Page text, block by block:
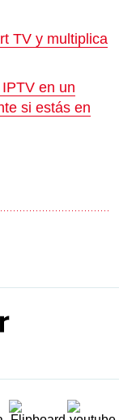
TV y multiplica
en un
si estás en